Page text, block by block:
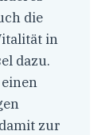
die
in
dazu.
zur